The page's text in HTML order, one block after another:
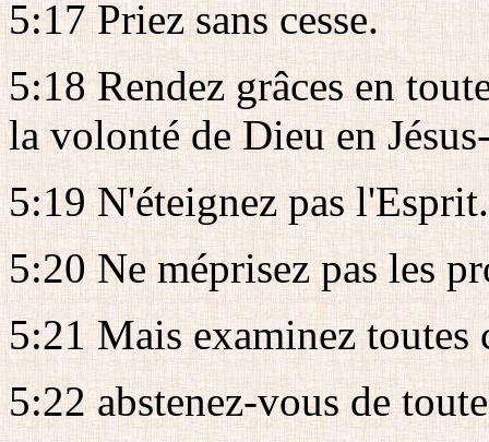
5:17 Priez sans cesse.
5:18 Rendez grâces en
la volonté de Dieu en
5:19 N'éteignez pas l'Esprit.
5:20 Ne méprisez pas les
5:21 Mais examinez toutes
5:22 abstenez-vous de